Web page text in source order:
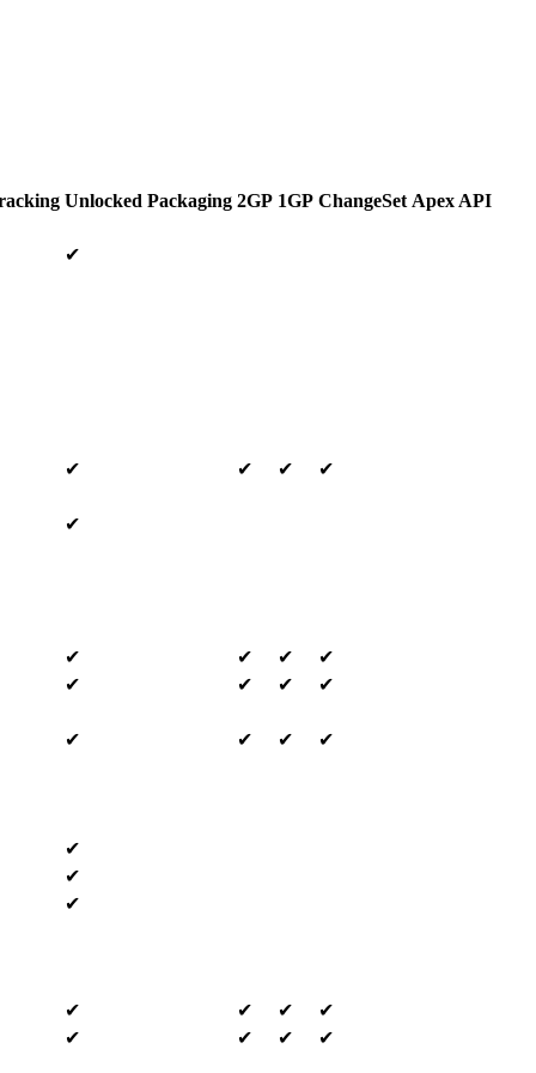
Unlocked Packaging 2GP 1GP ChangeSet Apex API
✔
✔ ✔ ✔
✔
✔
✔ ✔ ✔
✔
✔ ✔ ✔
✔
✔ ✔ ✔
✔
✔
✔
✔
✔ ✔ ✔
✔
✔ ✔ ✔
✔